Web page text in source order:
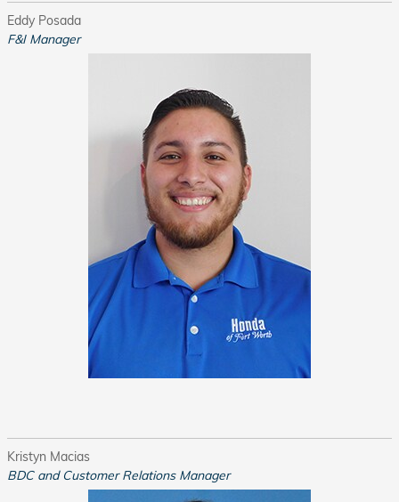
Eddy Posada
F&I Manager
Kristyn Macias
BDC and Customer Relations Manager